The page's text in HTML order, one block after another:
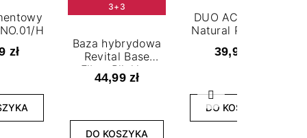
Następny
H
zł
3+3
Baza hybrydowa
Revital Base
Fiber Blinking
Cover Pink 7,2 ml
44,99 zł
DO KOSZYKA
DUO ACRYLGEL
Natural Pink 15 g
39,99 zł
DO KOSZYKA